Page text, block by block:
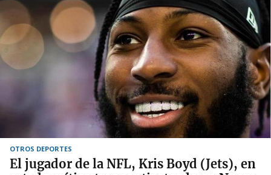
OTROS DEPORTES
El jugador de la NFL, Kris Boyd (Jets), en